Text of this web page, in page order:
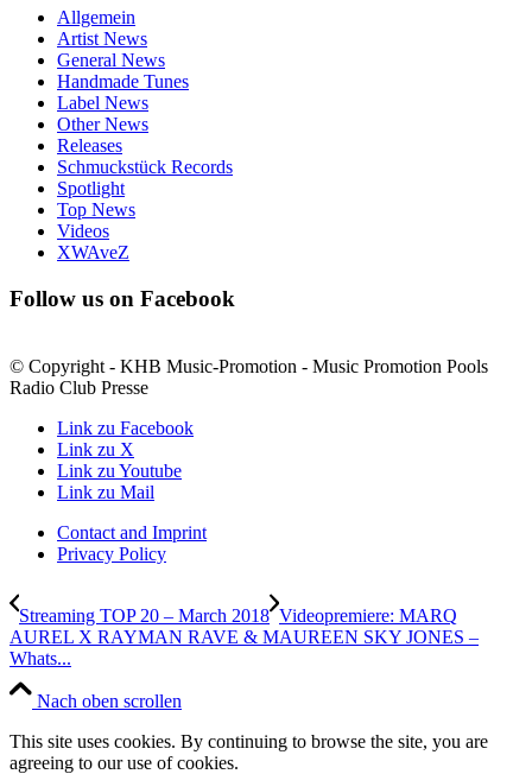
Allgemein
Artist News
General News
Handmade Tunes
Label News
Other News
Releases
Schmuckstück Records
Spotlight
Top News
Videos
XWAveZ
Follow us on Facebook
© Copyright - KHB Music-Promotion - Music Promotion Pools
Radio Club Presse
Link zu Facebook
Link zu X
Link zu Youtube
Link zu Mail
Contact and Imprint
Privacy Policy
Streaming TOP 20 – March 2018 Videopremiere: MARQ
AUREL X RAYMAN RAVE & MAUREEN SKY JONES –
Whats...
Nach oben scrollen
This site uses cookies. By continuing to browse the site, you are
agreeing to our use of cookies.